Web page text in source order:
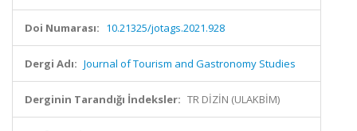
Doi Numarası: 10.21325/jotags.2021.928
Dergi Adı: Journal of Tourism and Gastronomy Studies
Derginin Tarandığı İndeksler: TR DİZİN (ULAKBİM)